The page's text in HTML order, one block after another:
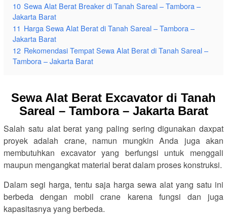
10 Sewa Alat Berat Breaker di Tanah Sareal – Tambora –
Jakarta Barat
11 Harga Sewa Alat Berat di Tanah Sareal – Tambora –
Jakarta Barat
12 Rekomendasi Tempat Sewa Alat Berat di Tanah Sareal –
Tambora – Jakarta Barat
Sewa Alat Berat Excavator di Tanah
Sareal – Tambora – Jakarta Barat
Salah satu alat berat yang paling sering digunakan daxpat
proyek adalah crane, namun mungkin Anda juga akan
membutuhkan excavator yang berfungsi untuk menggali
maupun mengangkat material berat dalam proses konstruksi.
Dalam segi harga, tentu saja harga sewa alat yang satu ini
berbeda dengan mobil crane karena fungsi dan juga
kapasitasnya yang berbeda.